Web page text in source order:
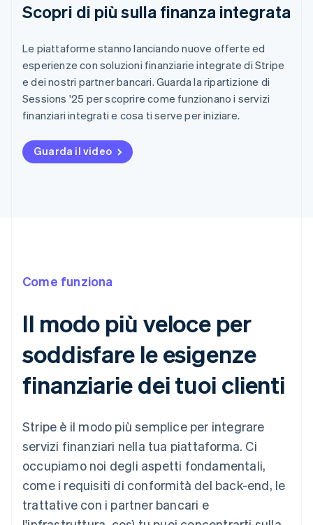
Scopri di più sulla finanza integrata
Le piattaforme stanno lanciando nuove offerte ed
esperienze con soluzioni finanziarie integrate di Stripe
e dei nostri partner bancari. Guarda la ripartizione di
Sessions '25 per scoprire come funzionano i servizi
finanziari integrati e cosa ti serve per iniziare.
Guarda il video
Come funziona
Il modo più veloce per
soddisfare le esigenze
finanziarie dei tuoi clienti
Stripe è il modo più semplice per integrare
servizi finanziari nella tua piattaforma. Ci
occupiamo noi degli aspetti fondamentali,
come i requisiti di conformità del back-end, le
trattative con i partner bancari e